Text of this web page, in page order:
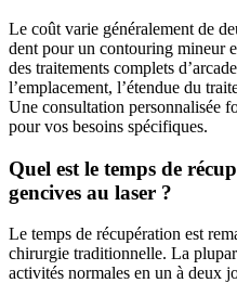
Le coût varie généralement de
dent pour un contouring mineur
des traitements complets
l’emplacement, l’étendue du
Une consultation personnalisée
pour vos besoins spécifiques.
Quel est le temps de
gencives au laser ?
Le temps de récupération est
chirurgie traditionnelle. La
activités normales en un à deux